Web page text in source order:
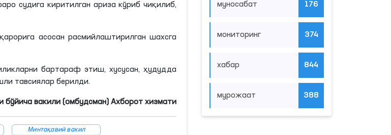
судига киритилган ариза кўриб чиқилиб,
асосан расмийлаштирилган шахсга
бартараф этиш, хусусан, ҳудудда
тавсиялар берилди.
бўйича вакили (омбудсман) Ахборот хизмати
Минтақавий вакил
муносабат 176
мониторинг 374
хабар 844
мурожаат 388